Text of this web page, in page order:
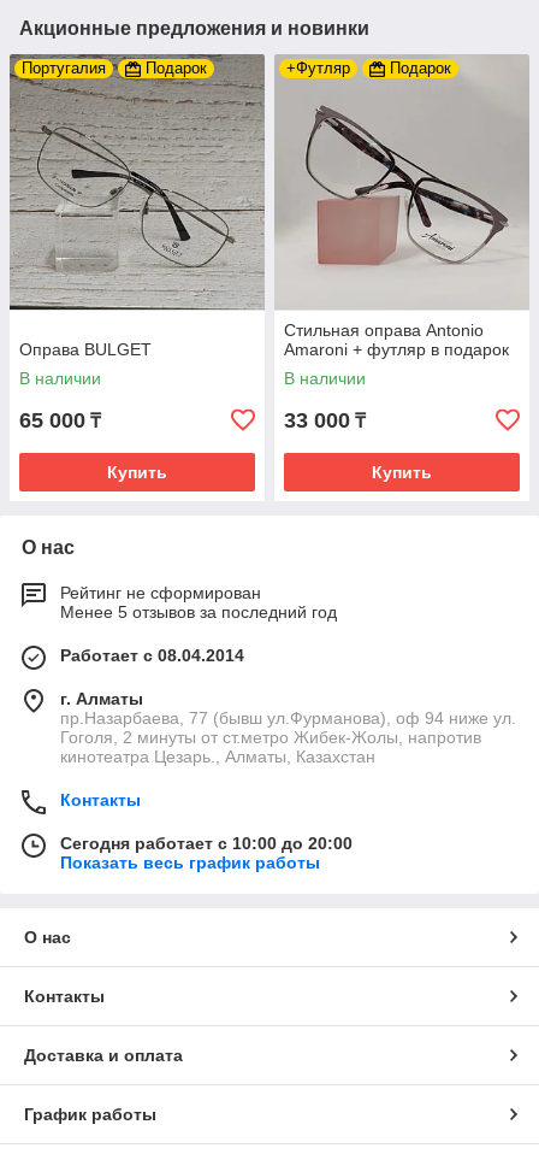
Акционные предложения и новинки
Португалия Подарок
Оправа BULGET
В наличии
65 000 ₸
Купить
+Футляр Подарок
Стильная оправа Antonio
Amaroni + футляр в подарок
В наличии
33 000 ₸
Купить
О нас
Рейтинг не сформирован
Менее 5 отзывов за последний год
Работает с 08.04.2014
г. Алматы
пр.Назарбаева, 77 (бывш ул.Фурманова), оф 94 ниже ул.
Гоголя, 2 минуты от ст.метро Жибек-Жолы, напротив
кинотеатра Цезарь., Алматы, Казахстан
Контакты
Сегодня работает с 10:00 до 20:00
Показать весь график работы
О нас
Контакты
Доставка и оплата
График работы